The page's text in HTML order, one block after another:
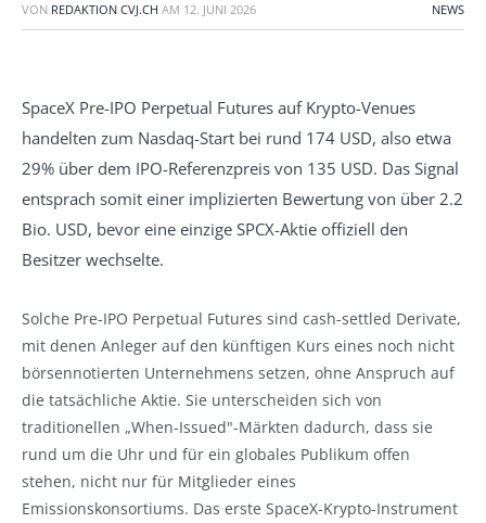
VON REDAKTION CVJ.CH AM 12. JUNI 2026 NEWS
SpaceX Pre-IPO Perpetual Futures auf Krypto-Venues
handelten zum Nasdaq-Start bei rund 174 USD, also etwa
29% über dem IPO-Referenzpreis von 135 USD. Das Signal
entsprach somit einer implizierten Bewertung von über 2.2
Bio. USD, bevor eine einzige SPCX-Aktie offiziell den
Besitzer wechselte.
Solche Pre-IPO Perpetual Futures sind cash-settled Derivate,
mit denen Anleger auf den künftigen Kurs eines noch nicht
börsennotierten Unternehmens setzen, ohne Anspruch auf
die tatsächliche Aktie. Sie unterscheiden sich von
traditionellen „When-Issued"-Märkten dadurch, dass sie
rund um die Uhr und für ein globales Publikum offen
stehen, nicht nur für Mitglieder eines
Emissionskonsortiums. Das erste SpaceX-Krypto-Instrument